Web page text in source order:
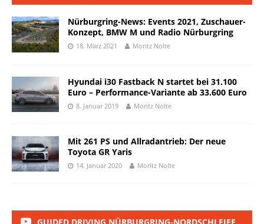
Nürburgring-News: Events 2021, Zuschauer-
Konzept, BMW M und Radio Nürburgring
18. März 2021 Moritz Nolte
Hyundai i30 Fastback N startet bei 31.100
Euro – Performance-Variante ab 33.600 Euro
8. Januar 2019 Moritz Nolte
Mit 261 PS und Allradantrieb: Der neue
Toyota GR Yaris
14. Januar 2020 Moritz Nolte